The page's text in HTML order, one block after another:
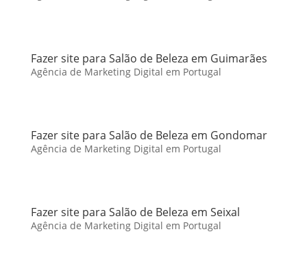
Fazer site para Salão de Beleza em Guimarães
Agência de Marketing Digital em Portugal
Fazer site para Salão de Beleza em Gondomar
Agência de Marketing Digital em Portugal
Fazer site para Salão de Beleza em Seixal
Agência de Marketing Digital em Portugal